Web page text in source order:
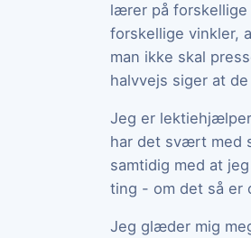
lærer på forskellige
forskellige vinkler,
man ikke skal
halvvejs siger at
Jeg er
har det svært med
samtidig med at
ting - om det så er
Jeg glæder mig